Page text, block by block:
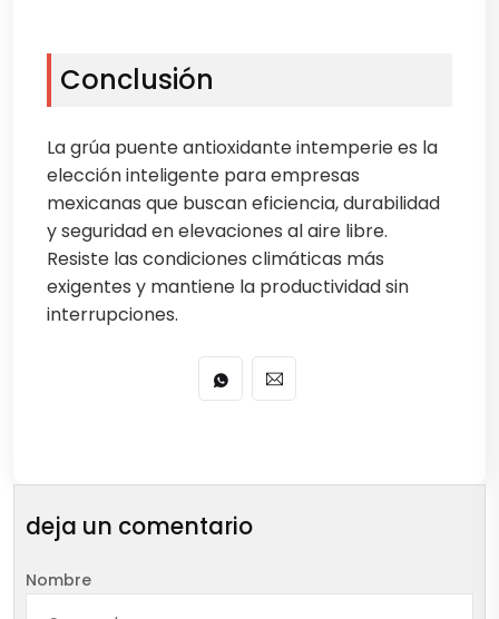
Conclusión
La grúa puente antioxidante intemperie es la
elección inteligente para empresas
mexicanas que buscan eficiencia, durabilidad
y seguridad en elevaciones al aire libre.
Resiste las condiciones climáticas más
exigentes y mantiene la productividad sin
interrupciones.
deja un comentario
Nombre